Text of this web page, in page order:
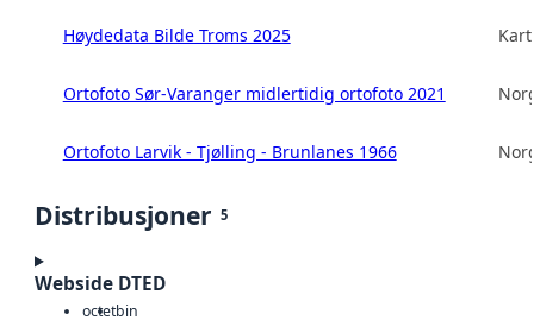
Høydedata Bilde Troms 2025
Ortofoto Sør-Varanger midlertidig ortofoto 2021
Ortofoto Larvik - Tjølling - Brunlanes 1966
Distribusjoner 5
Webside DTED
octetbin